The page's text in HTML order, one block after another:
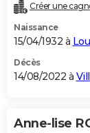
Créer une
Naissance
15/04/1932 à
Décès
14/08/2022 à
Anne-lise